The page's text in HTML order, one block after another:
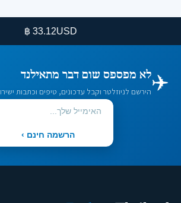
USD
33.12 ฿
✈️לא מפספס שום דבר מתאילנד
הירשם לניוזלטר וקבל עדכונים, טיפים וכתבות
הרשמה חינם ›